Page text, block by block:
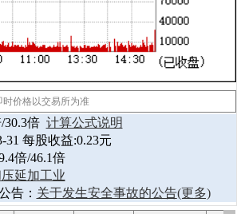
价格以交易所为准
30.3倍 计算公式说明
31 每股收益:0.23元
倍/46.1倍
延加工业
告： 关于发生安全事故的公告(更多)